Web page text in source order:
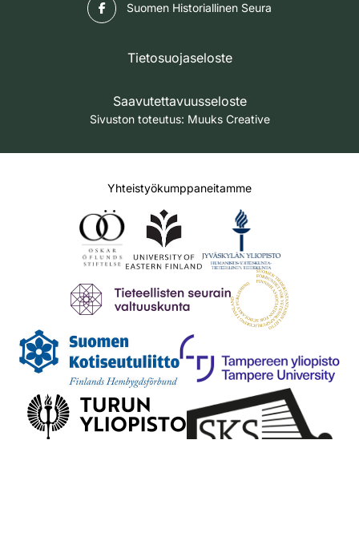
Suomen Historiallinen Seura
Tietosuojaseloste
Saavutettavuusseloste
Sivuston toteutus: Muuks Creative
Yhteistyökumppaneitamme